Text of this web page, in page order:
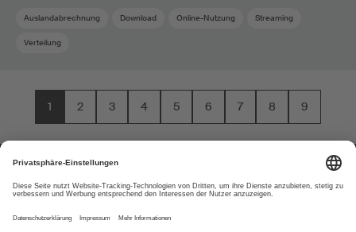
Auslandabrechnung Download Online-Nutzung Streaming
Verteilung
1 2 3 4 5 6 7 8 9
www.suisa.ch
Über uns